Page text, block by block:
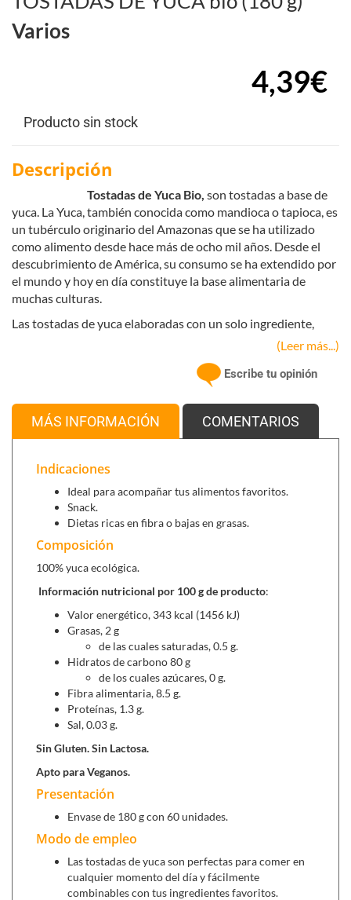
Varios
4,39€
Producto sin stock
Descripción
Tostadas de Yuca Bio, son tostadas a base de
yuca. La Yuca, también conocida como mandioca o tapioca, es
un tubérculo originario del Amazonas que se ha utilizado
como alimento desde hace más de ocho mil años. Desde el
descubrimiento de América, su consumo se ha extendido por
el mundo y hoy en día constituye la base alimentaria de
muchas culturas.
Las tostadas de yuca elaboradas con un solo ingrediente,
contienen múltiples beneficios nutricionales y además son
libres de gluten, tienen alto contenido en fibra y son bajas en
Se puede combinar con:
crónico u ocasional.
Ansidel (60 cápsulas),
para disminuir el deseo de comer
y reducir la ansiedad convirtiéndose en un aliado
fundamental en lasdietas de control de peso.
(Leer más...)
Escribe tu opinión
MÁS INFORMACIÓN COMENTARIOS
Indicaciones
Ideal para acompañar tus alimentos favoritos.
Snack.
Dietas ricas en fibra o bajas en grasas.
Composición
100% yuca ecológica.
Información nutricional por 100 g de producto:
Valor energético, 343 kcal (1456 kJ)
Grasas, 2 g
de las cuales saturadas, 0.5 g.
Hidratos de carbono 80 g
de los cuales azúcares, 0 g.
Fibra alimentaria, 8.5 g.
Proteínas, 1.3 g.
Sal, 0.03 g.
Sin Gluten. Sin Lactosa.
Apto para Veganos.
Presentación
Envase de 180 g con 60 unidades.
Modo de empleo
Las tostadas de yuca son perfectas para comer en
cualquier momento del día y fácilmente
combinables con tus ingredientes favoritos.